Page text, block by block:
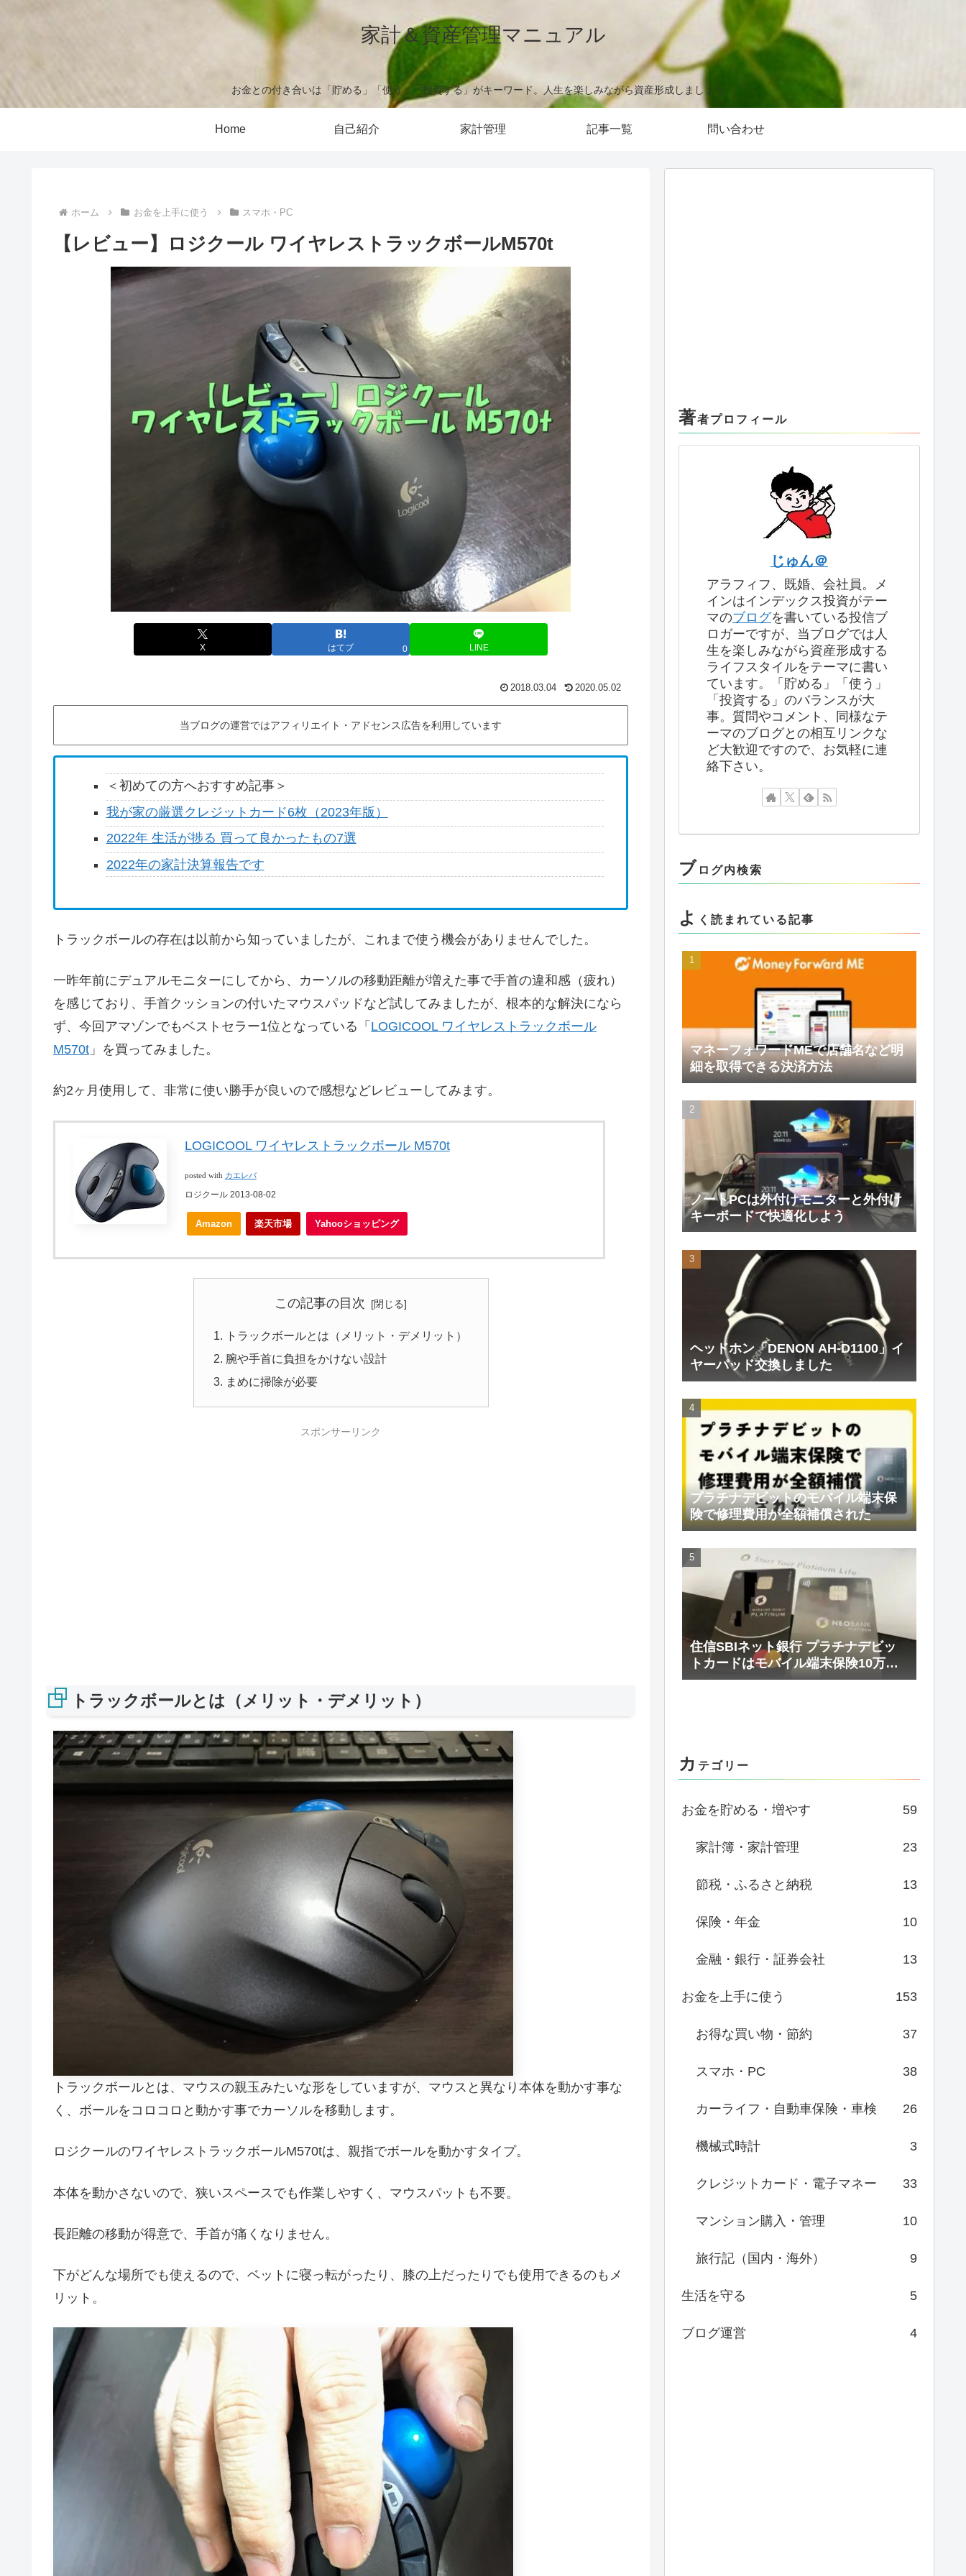
家計＆資産管理マニュアル
お金との付き合いは「貯める」「使う」「投資する」がキーワード。人生を楽しみながら資産形成しましょう。
Home 自己紹介 家計管理 記事一覧 問い合わせ
ホーム お金を上手に使う スマホ・PC
【レビュー】ロジクール ワイヤレストラックボールM570t
X はてブ 0 LINE
2018.03.04 2020.05.02
当ブログの運営ではアフィリエイト・アドセンス広告を利用しています
＜初めての方へおすすめ記事＞
我が家の厳選クレジットカード6枚（2023年版）
2022年 生活が捗る 買って良かったもの7選
2022年の家計決算報告です
トラックボールの存在は以前から知っていましたが、これまで使う機会がありませんでした。
一昨年前にデュアルモニターにしてから、カーソルの移動距離が増えた事で手首の違和感（疲れ）
を感じており、手首クッションの付いたマウスパッドなど試してみましたが、根本的な解決になら
ず、今回アマゾンでもベストセラー1位となっている「 LOGICOOL ワイヤレストラックボール
M570t 」を買ってみました。
約2ヶ月使用して、非常に使い勝手が良いので感想などレビューしてみます。
LOGICOOL ワイヤレストラックボール M570t
posted with カエレバ
ロジクール 2013-08-02
Amazon 楽天市場 Yahooショッピング
この記事の目次
トラックボールとは（メリット・デメリット）
腕や手首に負担をかけない設計
まめに掃除が必要
スポンサーリンク
トラックボールとは（メリット・デメリット）
トラックボールとは、マウスの親玉みたいな形をしていますが、マウスと異なり本体を動かす事な
く、ボールをコロコロと動かす事でカーソルを移動します。
ロジクールのワイヤレストラックボールM570tは、親指でボールを動かすタイプ。
本体を動かさないので、狭いスペースでも作業しやすく、マウスパットも不要。
長距離の移動が得意で、手首が痛くなりません。
下がどんな場所でも使えるので、ベットに寝っ転がったり、膝の上だったりでも使用できるのもメ
リット。
著者プロフィール
じゅん＠
アラフィフ、既婚、会社員。メ
インはインデックス投資がテー
マのブログを書いている投信ブ
ロガーですが、当ブログでは人
生を楽しみながら資産形成する
ライフスタイルをテーマに書い
ています。「貯める」「使う」
「投資する」のバランスが大
事。質問やコメント、同様なテ
ーマのブログとの相互リンクな
ど大歓迎ですので、お気軽に連
絡下さい。
ブ ログ内検索
よ く読まれている記事
マネーフォワードMEで店舗名など明
細を取得できる決済方法
ノートPCは外付けモニターと外付け
キーボードで快適化しよう
ヘッドホン「DENON AH-D1100」イ
ヤーパッド交換しました
プラチナデビットのモバイル端末保
険で修理費用が全額補償された
住信SBIネット銀行 プラチナデビッ
トカードはモバイル端末保険10万円/
年まで補償
カ テゴリー
お金を貯める・増やす 59
家計簿・家計管理 23
節税・ふるさと納税 13
保険・年金 10
金融・銀行・証券会社 13
お金を上手に使う 153
お得な買い物・節約 37
スマホ・PC 38
カーライフ・自動車保険・車検 26
機械式時計 3
クレジットカード・電子マネー 33
マンション購入・管理 10
旅行記（国内・海外） 9
生活を守る 5
ブログ運営 4